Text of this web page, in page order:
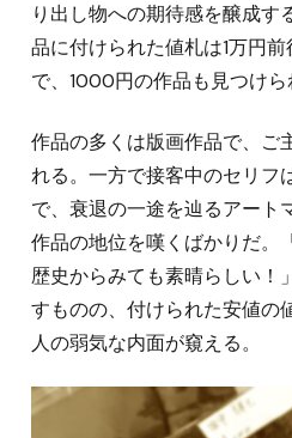
り出し物への期待感を醸成す
品に付けられた値札は1万円
で、1000円の作品も見つけら
作品の多くは版画作品で、ご
れる。一方で接客中のセリフ
で、衰退の一途を辿るアート
作品の地位を嘆くばかりだ。
歴史からみても素晴らしい！
すものの、付けられた安値の
人の弱気な内面が窺える。